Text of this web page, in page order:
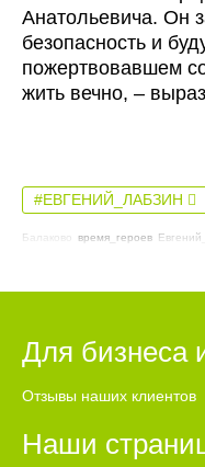
Анатольевича. Он
безопасность и
пожертвовавшем
жить вечно, –
#ЕВГЕНИЙ_ЛАБЗИН
Балаково время_героев
Для бизнеса
Отзывы наших клиентов
Наши